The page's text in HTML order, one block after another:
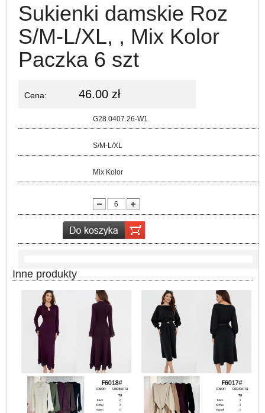
Sukienki damskie Roz
S/M-L/XL, , Mix Kolor
Paczka 6 szt
Cena: 46.00 zł
G28.0407.26-W1
S/M-L/XL
Mix Kolor
Inne produkty